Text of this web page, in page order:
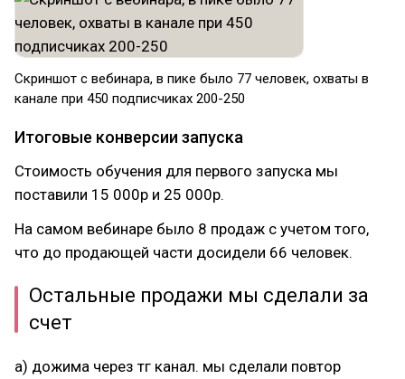
Скриншот с вебинара, в пике было 77 человек, охваты в
канале при 450 подписчиках 200-250
Итоговые конверсии запуска
Стоимость обучения для первого запуска мы
поставили 15 000р и 25 000р.
На самом вебинаре было 8 продаж с учетом того,
что до продающей части досидели 66 человек.
Остальные продажи мы сделали за
счет
а) дожима через тг канал. мы сделали повтор